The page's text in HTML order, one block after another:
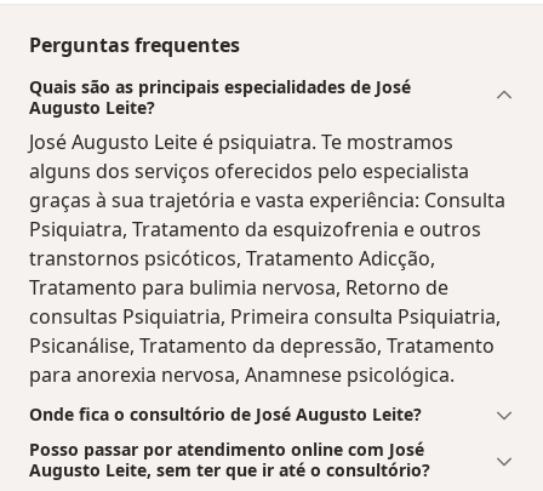
Perguntas frequentes
Quais são as principais especialidades de José
Augusto Leite?
José Augusto Leite é psiquiatra. Te mostramos
alguns dos serviços oferecidos pelo especialista
graças à sua trajetória e vasta experiência: Consulta
Psiquiatra, Tratamento da esquizofrenia e outros
transtornos psicóticos, Tratamento Adicção,
Tratamento para bulimia nervosa, Retorno de
consultas Psiquiatria, Primeira consulta Psiquiatria,
Psicanálise, Tratamento da depressão, Tratamento
para anorexia nervosa, Anamnese psicológica.
Onde fica o consultório de José Augusto Leite?
Posso passar por atendimento online com José
Augusto Leite, sem ter que ir até o consultório?